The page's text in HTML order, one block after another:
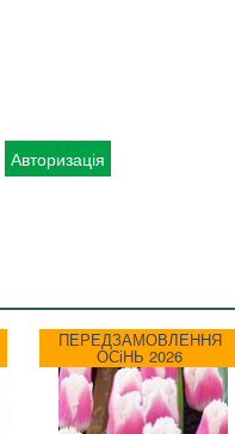
Авторизація
ПЕРЕДЗАМОВЛЕННЯ
ОСіНЬ 2026